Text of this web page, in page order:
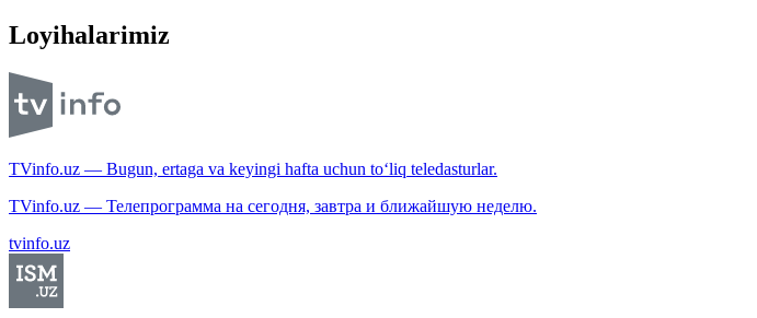
Loyihalarimiz
TVinfo.uz — Bugun, ertaga va keyingi hafta uchun to‘liq teledasturlar.
TVinfo.uz — Телепрограмма на сегодня, завтра и ближайшую неделю.
tvinfo.uz